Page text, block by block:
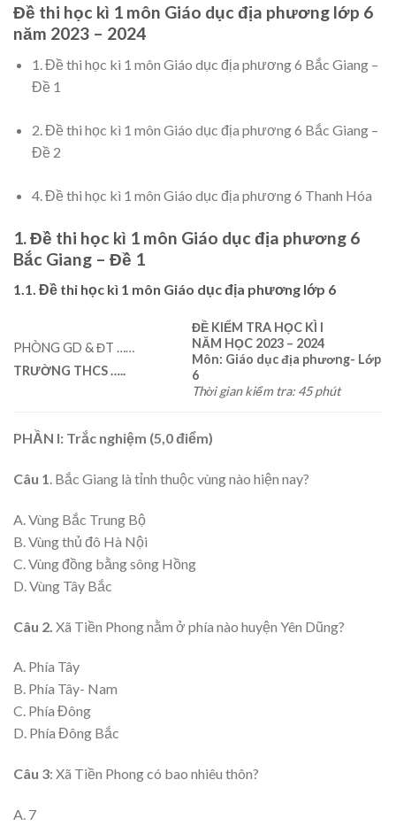
Đề thi học kì 1 môn Giáo dục địa phương lớp 6
năm 2023 – 2024
1. Đề thi học kì 1 môn Giáo dục địa phương 6 Bắc Giang –
Đề 1
2. Đề thi học kì 1 môn Giáo dục địa phương 6 Bắc Giang –
Đề 2
4. Đề thi học kì 1 môn Giáo dục địa phương 6 Thanh Hóa
1. Đề thi học kì 1 môn Giáo dục địa phương 6
Bắc Giang – Đề 1
1.1. Đề thi học kì 1 môn Giáo dục địa phương lớp 6
PHÒNG GD & ĐT ……
TRƯỜNG THCS…..
ĐỀ KIỂM TRA HỌC KÌ I
NĂM HỌC 2023 – 2024
Môn: Giáo dục địa phương- Lớp
6
Thời gian kiểm tra: 45 phút
PHẦN I: Trắc nghiệm (5,0 điểm)
Câu 1. Bắc Giang là tỉnh thuộc vùng nào hiện nay?
A. Vùng Bắc Trung Bộ
B. Vùng thủ đô Hà Nội
C. Vùng đồng bằng sông Hồng
D. Vùng Tây Bắc
Câu 2. Xã Tiền Phong nằm ở phía nào huyện Yên Dũng?
A. Phía Tây
B. Phía Tây- Nam
C. Phía Đông
D. Phía Đông Bắc
Câu 3: Xã Tiền Phong có bao nhiêu thôn?
A. 7